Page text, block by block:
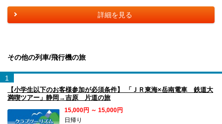
詳細を見る
その他の列車/飛行機の旅
1
【小学生以下のお客様参加が必須条件】 「ＪＲ東海×岳南電車 鉄道大
満喫ツアー」静岡→吉原 片道の旅
15,000円 ～ 15,000円
日帰り